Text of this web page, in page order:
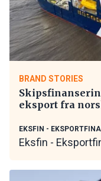
BRAND STORIES
eksport fra
EKSFIN -
Eksfin -